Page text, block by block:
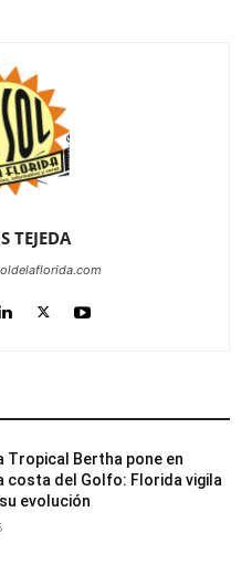
TEJEDA
Tropical Bertha pone en
costa del Golfo: Florida vigila
evolución